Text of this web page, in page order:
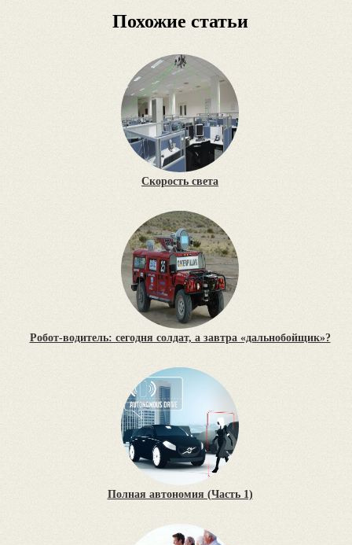
Похожие статьи
Скорость света
Робот-водитель: сегодня солдат, а завтра «дальнобойщик»?
Полная автономия (Часть 1)